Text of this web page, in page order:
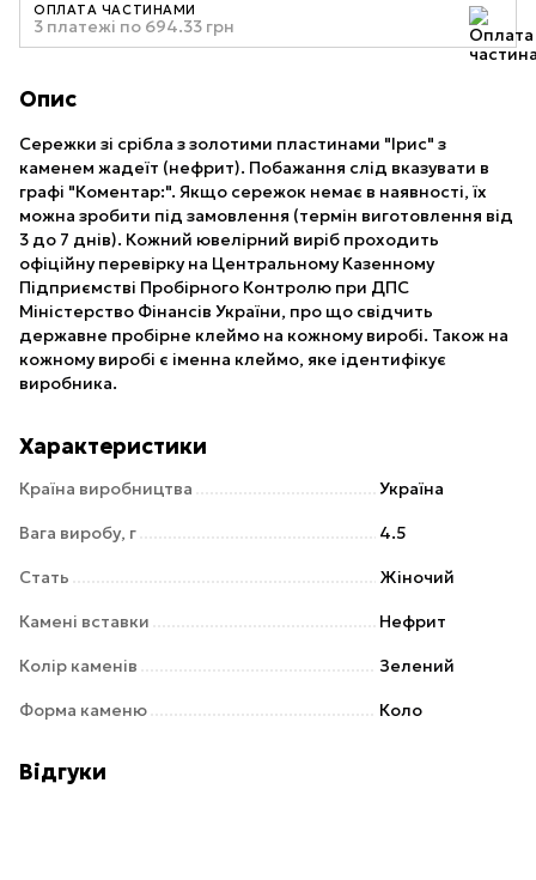
ОПЛАТА ЧАСТИНАМИ
3 платежі по 694.33 грн
Опис
Сережки зі срібла з золотими пластинами "Ірис" з
каменем жадеїт (нефрит). Побажання слід вказувати в
графі "Коментар:". Якщо сережок немає в наявності, їх
можна зробити під замовлення (термін виготовлення від
3 до 7 днів). Кожний ювелірний виріб проходить
офіційну перевірку на Центральному Казенному
Підприємстві Пробірного Контролю при ДПС
Міністерство Фінансів України, про що свідчить
державне пробірне клеймо на кожному виробі. Також на
кожному виробі є іменна клеймо, яке ідентифікує
виробника.
Характеристики
Країна виробництва Україна
Вага виробу, г 4.5
Стать Жіночий
Камені вставки Нефрит
Колір каменів Зелений
Форма каменю Коло
Відгуки